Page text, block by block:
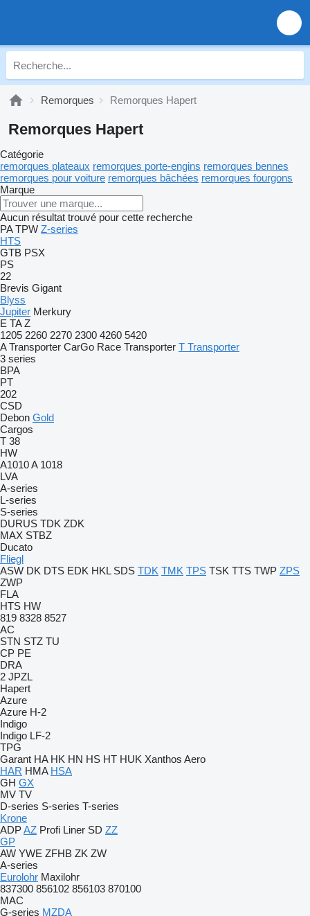
Remorques Remorques Hapert
Remorques Hapert
Catégorie
remorques plateaux remorques porte-engins remorques bennes
remorques pour voiture remorques bâchées remorques fourgons
Marque
Aucun résultat trouvé pour cette recherche
PA TPW Z-series
HTS
GTB PSX
PS
22
Brevis Gigant
Blyss
Jupiter Merkury
E TA Z
1205 2260 2270 2300 4260 5420
A Transporter CarGo Race Transporter T Transporter
3 series
BPA
PT
202
CSD
Debon Gold
Cargos
T 38
HW
A1010A 1018
LVA
A-series
L-series
S-series
DURUS TDK ZDK
MAX STBZ
Ducato
Fliegl
ASW DK DTS EDK HKL SDS TDK TMK TPS TSK TTS TWP ZPS
ZWP
FLA
HTS HW
819 8328 8527
AC
STN STZ TU
CP PE
DRA
2 JPZL
Hapert
Azure
Azure H-2
Indigo
Indigo LF-2
TPG
Garant HA HK HN HS HT HUK Xanthos Aero
HAR HMA HSA
GH GX
MV TV
D-series S-series T-series
Krone
ADPAZ Profi Liner SD ZZ
GP
AW YWE ZFHB ZK ZW
A-series
Eurolohr Maxilohr
837300 856102 856103 870100
MAC
G-series MZDA